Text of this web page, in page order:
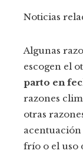
Noticias
Algunas
escogen el
parto en
razones
otras
acentuación
frío o el uso